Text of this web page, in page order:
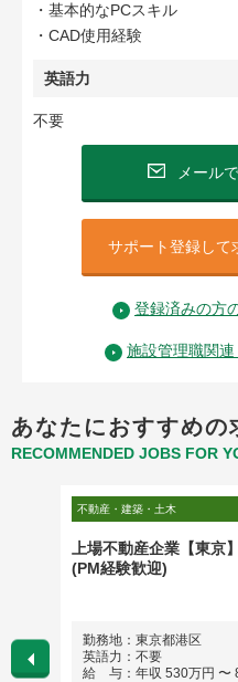
・基本的なPCスキル
・CAD使用経験
英語力
不要
メール
サポート登録して
登録済みの方
施設管理職関
あなたにおすすめの
RECOMMENDED JOBS FOR
不動産・建築・土木
上場不動産企業【東京
(PM経験歓迎)
勤務地：東京都港区
英語力：不要
給 与：年収 530万円 〜